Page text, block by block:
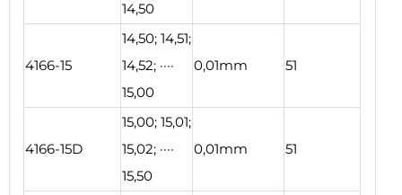
14,50
4166-15
14,50; 14,51;
14,52; ····
15,00
0,01mm 51
4166-15D
15,00; 15,01;
15,02; ····
15,50
0,01mm 51